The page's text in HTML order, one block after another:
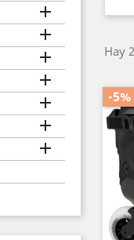







Hay
-5%